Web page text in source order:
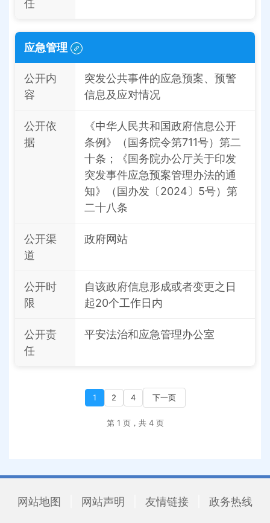
任
应急管理
公开内
容
突发公共事件的应急预案、预警
信息及应对情况
公开依
据
《中华人民共和国政府信息公开
条例》（国务院令第711号）第二
十条；《国务院办公厅关于印发
突发事件应急预案管理办法的通
知》（国办发〔2024〕5号）第
二十八条
公开渠
道
政府网站
公开时
限
自该政府信息形成或者变更之日
起20个工作日内
公开责
任
平安法治和应急管理办公室
1 2 4 下一页
第 1 页，共 4 页
网站地图 网站声明 友情链接 政务热线